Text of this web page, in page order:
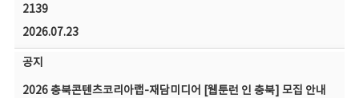
2139
2026.07.23
공지
2026 충북콘텐츠코리아랩-재담미디어 [웹툰런 인 충북] 모집 안내